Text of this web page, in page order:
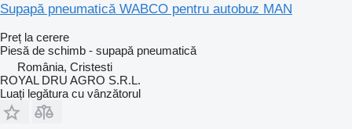
Supapă pneumatică WABCO pentru autobuz MAN
Preț la cerere
Piesă de schimb - supapă pneumatică
România, Cristesti
ROYAL DRU AGRO S.R.L.
Luați legătura cu vânzătorul